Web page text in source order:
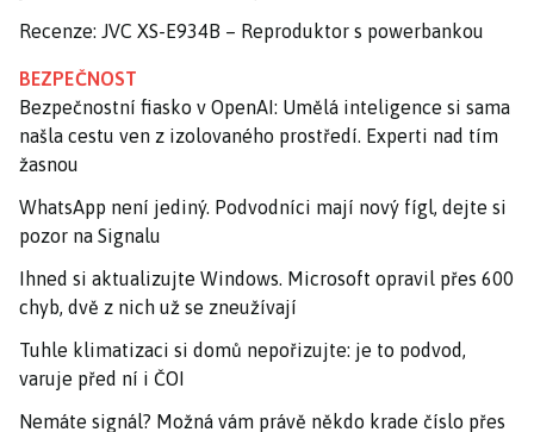
Recenze: JVC XS-E934B – Reproduktor s powerbankou
BEZPEČNOST
Bezpečnostní fiasko v OpenAI: Umělá inteligence si sama
našla cestu ven z izolovaného prostředí. Experti nad tím
žasnou
WhatsApp není jediný. Podvodníci mají nový fígl, dejte si
pozor na Signalu
Ihned si aktualizujte Windows. Microsoft opravil přes 600
chyb, dvě z nich už se zneužívají
Tuhle klimatizaci si domů nepořizujte: je to podvod,
varuje před ní i ČOI
Nemáte signál? Možná vám právě někdo krade číslo přes